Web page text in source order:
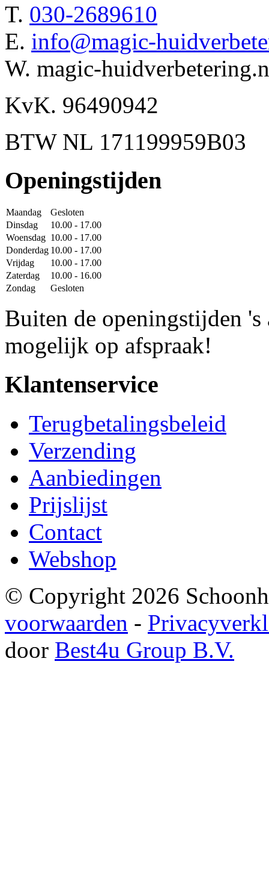
T. 030-2689610
E. info@magic-
W. magic-
KvK. 96490942
BTW NL 171199959B03
Openingstijden
Maandag
Gesloten
Dinsdag
10.00 - 17.00
Woensdag 10.00 - 17.00
Donderdag 10.00 - 17.00
Vrijdag
10.00 - 17.00
Zaterdag
10.00 - 16.00
Zondag
Gesloten
Buiten de openingstijden
mogelijk op afspraak!
Klantenservice
Terugbetalingsbeleid
Verzending
Aanbiedingen
Prijslijst
Contact
Webshop
© Copyright 2026
voorwaarden -
door Best4u Group B.V.